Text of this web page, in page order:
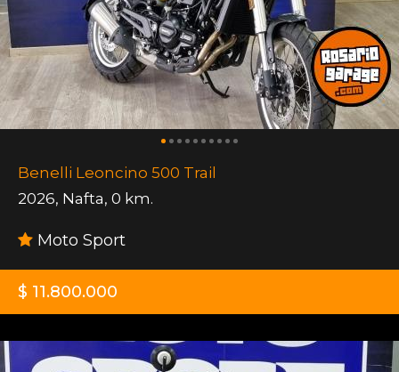
Benelli Leoncino 500 Trail
2026, Nafta, 0 km.
Moto Sport
$ 11.800.000